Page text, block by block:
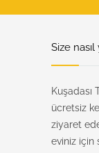
Alt BilgiSize nasıl
Kuşadası
ücretsiz
ziyaret
eviniz için